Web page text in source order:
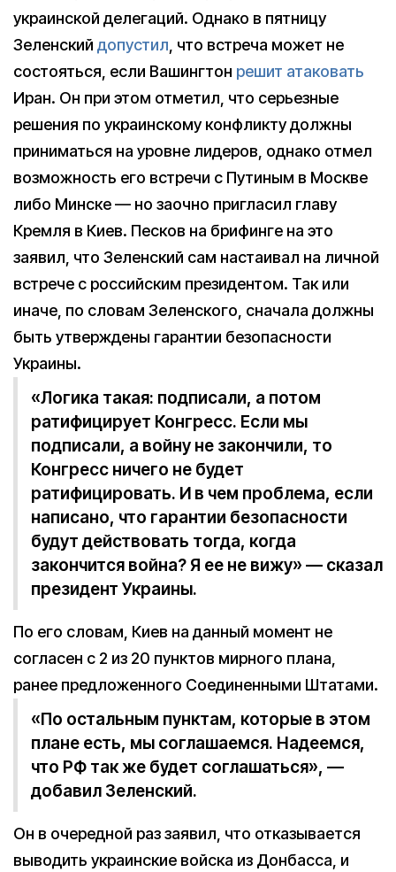
украинской делегаций. Однако в пятницу
Зеленский допустил, что встреча может не
состояться, если Вашингтон решит атаковать
Иран. Он при этом отметил, что серьезные
решения по украинскому конфликту должны
приниматься на уровне лидеров, однако отмел
возможность его встречи с Путиным в Москве
либо Минске — но заочно пригласил главу
Кремля в Киев. Песков на брифинге на это
заявил, что Зеленский сам настаивал на личной
встрече с российским президентом. Так или
иначе, по словам Зеленского, сначала должны
быть утверждены гарантии безопасности
Украины.
«Логика такая: подписали, а потом
ратифицирует Конгресс. Если мы
подписали, а войну не закончили, то
Конгресс ничего не будет
ратифицировать. И в чем проблема, если
написано, что гарантии безопасности
будут действовать тогда, когда
закончится война? Я ее не вижу» — сказал
президент Украины.
По его словам, Киев на данный момент не
согласен с 2 из 20 пунктов мирного плана,
ранее предложенного Соединенными Штатами.
«По остальным пунктам, которые в этом
плане есть, мы соглашаемся. Надеемся,
что РФ так же будет соглашаться», —
добавил Зеленский.
Он в очередной раз заявил, что отказывается
выводить украинские войска из Донбасса, и